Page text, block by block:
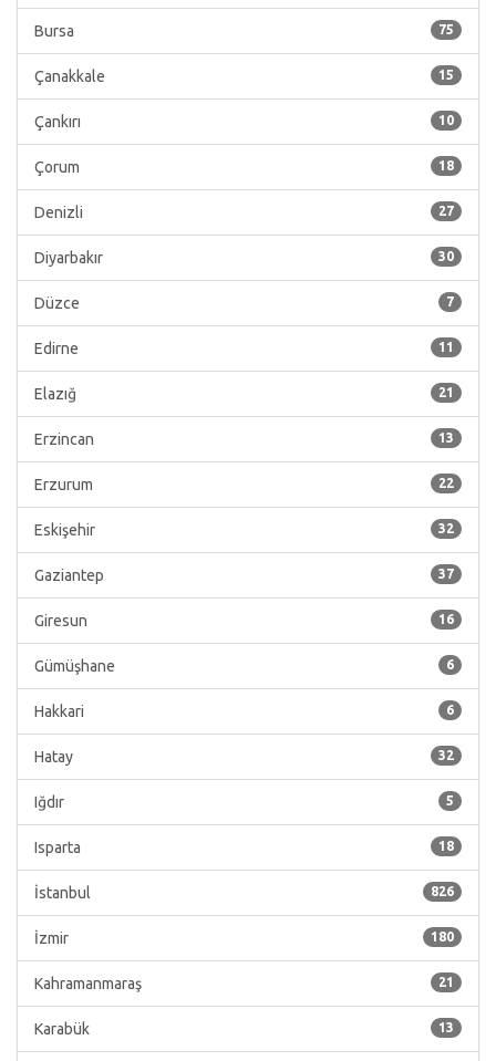
75
Bursa
15
Çanakkale
10
Çankırı
18
Çorum
27
Denizli
30
Diyarbakır
7
Düzce
11
Edirne
21
Elazığ
13
Erzincan
22
Erzurum
32
Eskişehir
37
Gaziantep
16
Giresun
6
Gümüşhane
6
Hakkari
32
Hatay
5
Iğdır
18
Isparta
826
İstanbul
180
İzmir
21
Kahramanmaraş
13
Karabük